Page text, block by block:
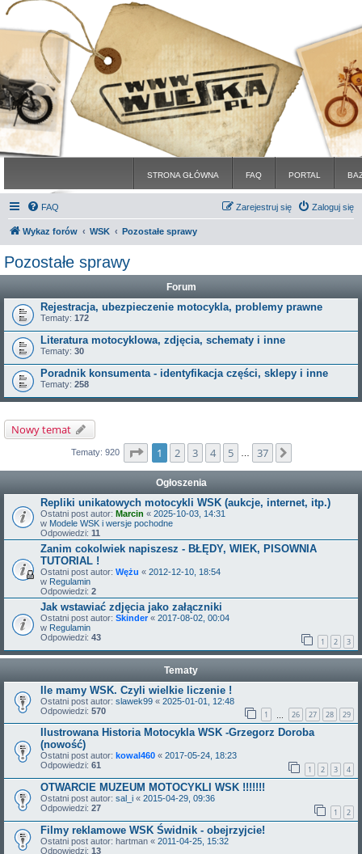
STRONA GŁÓWNA FAQ PORTAL
FAQ Zaloguj się
Zarejestruj się
Wykaz forów WSK Pozostałe sprawy
Pozostałe sprawy
Forum
Rejestracja, ubezpieczenie motocykla, problemy prawne
Tematy: 172
Literatura motocyklowa, zdjęcia, schematy i inne
Tematy: 30
Poradnik konsumenta - identyfikacja części, sklepy i inne
Tematy: 258
Nowy temat
Tematy: 920 Strona1 z37
1 2 3 4 5 37
Ogłoszenia
Repliki unikatowych motocykli WSK (aukcje, internet, itp.)
Ostatni post autor: Marcin « 2025-10-03, 14:31
w Modele WSK i wersje pochodne
Odpowiedzi: 11
Zanim cokolwiek napiszesz - BŁĘDY, WIEK, PISOWNIA
TUTORIAL !
Ostatni post autor: Wężu « 2012-12-10, 18:54
w Regulamin
Odpowiedzi: 2
Jak wstawiać zdjęcia jako załączniki
Ostatni post autor: Skinder« 2017-08-02, 00:04
w Regulamin
Odpowiedzi: 43 1 2 3
Tematy
Ile mamy WSK. Czyli wielkie liczenie !
Ostatni post autor: slawek99 « 2025-01-01, 12:48
Odpowiedzi: 570 1 26 27 28 29
Ilustrowana Historia Motocykla WSK -Grzegorz Doroba
(nowość)
Ostatni post autor: kowal460 « 2017-05-24, 18:23
Odpowiedzi: 61 1 2 3 4
OTWARCIE MUZEUM MOTOCYKLI WSK !!!!!!!
Ostatni post autor: sal_i « 2015-04-29, 09:36
Odpowiedzi: 27 1 2
Filmy reklamowe WSK Świdnik - obejrzyjcie!
Ostatni post autor: hartman « 2011-04-25, 15:32
Odpowiedzi: 13